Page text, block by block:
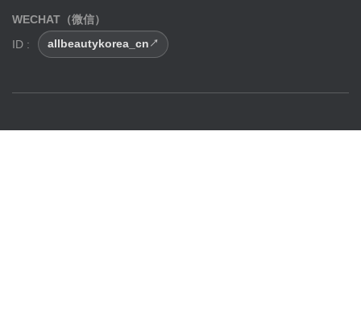
WECHAT（微信）
ID :
allbeautykorea_cn